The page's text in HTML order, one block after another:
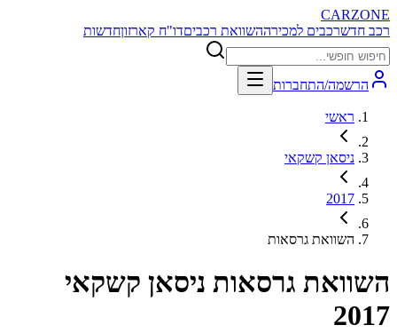
CARZONE
רכב חדשרכבים למכירההשוואת רכביםדו"ח קארזוןחדשות
הרשמה/התחברות
ראשי
ניסאן קשקאי
2017
השוואת גרסאות
השוואת גרסאות ניסאן קשקאי
2017